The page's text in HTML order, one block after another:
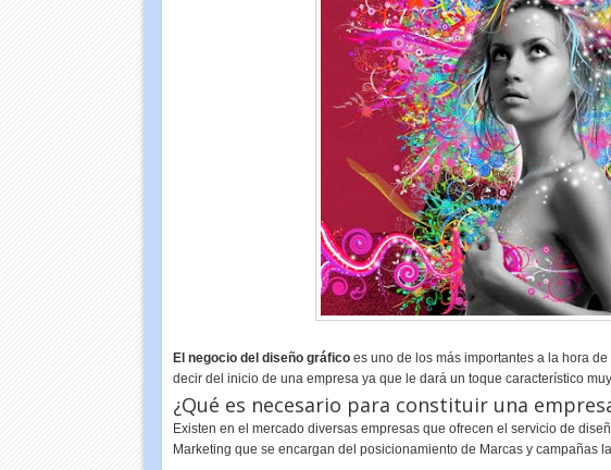
El negocio del diseño gráficoes uno de los más importantes a la hora
decir del inicio de una empresa ya que le dará un toque característico
¿Qué es necesario para constituir una
Existen en el mercado diversas empresas que ofrecen el servicio de
Marketing que se encargan del posicionamiento de Marcas y campañas